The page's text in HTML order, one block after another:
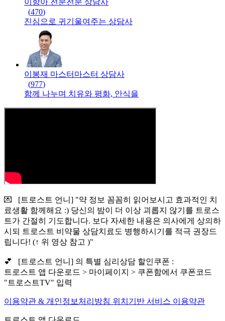
이항아 전문전문 상담사
(470)
진심으로 귀기울여주는 상담사
이봉재 마스터 마스터 상담사
(977)
함께 나누며 치유와 평화, 안식을
💌 [트로스트 언니] "약 정보 꼼꼼히 읽어보시고 효과적인 치
료생활 함께해요 :) 당신의 밤이 더 이상 괴롭지 않기를 트로스
트가 간절히 기도합니다. 보다 자세한 내용은 의사에게 상의하
시되 트로스트 비약물 상담치료도 병행하시기를 적극 권장드
립니다! (↑ 위 영상 참고 )"
💕 [트로스트 언니] 의 특별 심리상담 할인쿠폰 :
트로스트 앱 다운로드 > 마이페이지 > 쿠폰함에서 쿠폰코드
"트로스트TV" 입력
이용약관 & 개인정보처리방침 위치기반 서비스 이용약관